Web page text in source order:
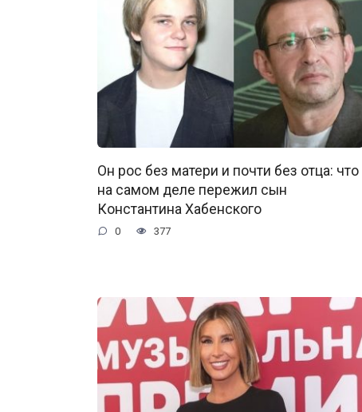
Он рос без матери и почти без отца: что
на самом деле пережил сын
Константина Хабенского
0 377